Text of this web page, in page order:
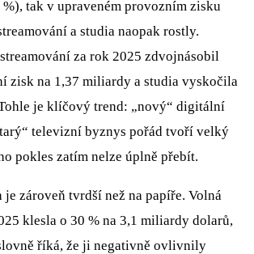
tak v upraveném provozním zisku
a studia naopak rostly.
za rok 2025 zdvojnásobil
zisk na 1,37 miliardy a studia vyskočila
je klíčový trend: „nový“ digitální
televizní byznys pořád tvoří velký
pokles zatím nelze úplně přebít.
zároveň tvrdší než na papíře. Volná
klesla o 30 % na 3,1 miliardy dolarů,
říká, že ji negativně ovlivnily